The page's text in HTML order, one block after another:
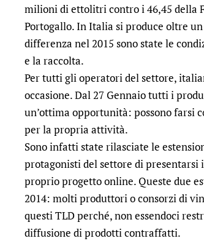
milioni di ettolitri contro i 46,45 della
Portogallo. In Italia si produce oltre
differenza nel 2015 sono state le
e la raccolta.
Per tutti gli operatori del settore,
occasione.Dal 27 Gennaio tutti i
un’ottima opportunità: possono farsi
per la propria attività.
Sono infatti state rilasciate le
protagonisti del settore di
proprio progetto online. Queste due
2014: molti produttori o consorzi di
questi TLD perché, non essendoci
diffusione di prodotti contraffatti.